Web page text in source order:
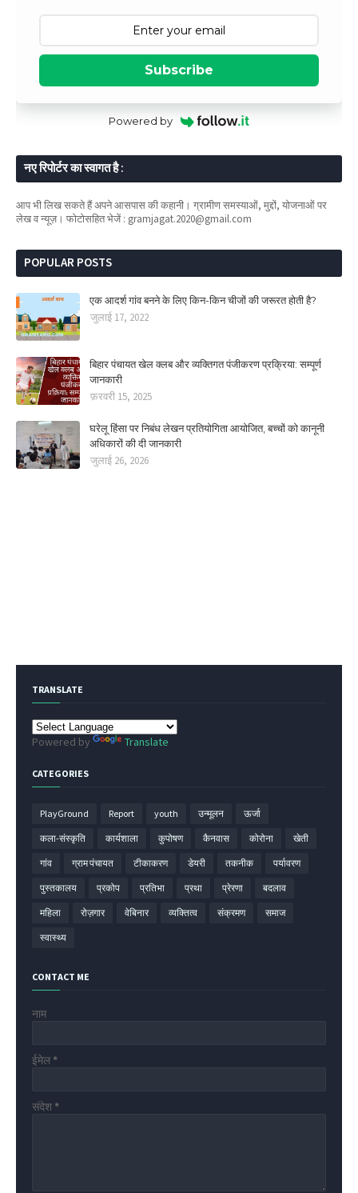
Subscribe
Powered by
नए रिपोर्टर का स्वागत है :
आप भी लिख सकते हैं अपने आसपास की कहानी। ग्रामीण समस्याओं, मुद्दों, योजनाओं पर
लेख व न्यूज़। फोटोसहित भेजें : gramjagat.2020@gmail.com
POPULAR POSTS
एक आदर्श गांव बनने के लिए किन-किन चीजों की जरूरत होती है?
जुलाई 17, 2022
बिहार पंचायत खेल क्लब और व्यक्तिगत पंजीकरण प्रक्रिया: सम्पूर्ण
जानकारी
फ़रवरी 15, 2025
घरेलू हिंसा पर निबंध लेखन प्रतियोगिता आयोजित, बच्चों को कानूनी
अधिकारों की दी जानकारी
जुलाई 26, 2026
TRANSLATE
Powered by Translate
CATEGORIES
PlayGround Report youth उन्मूलन ऊर्जा
कला-संस्कृति कार्यशाला कुपोषण कैनवास कोरोना खेती
गांव ग्राम पंचायत टीकाकरण डेयरी तकनीक पर्यावरण
पुस्तकालय प्रकोप प्रतिभा प्रथा प्रेरणा बदलाव
महिला रोज़गार वेबिनार व्यक्तित्व संक्रमण समाज
स्वास्थ्य
CONTACT ME
नाम
ईमेल *
संदेश *